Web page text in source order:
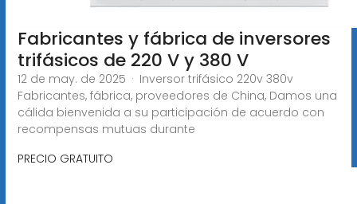
Fabricantes y fábrica de inversores
trifásicos de 220 V y 380 V
12 de may. de 2025 · Inversor trifásico 220v 380v
Fabricantes, fábrica, proveedores de China, Damos una
cálida bienvenida a su participación de acuerdo con
recompensas mutuas durante
PRECIO GRATUITO